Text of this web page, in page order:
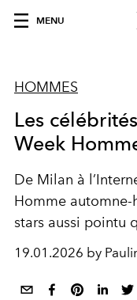
MENU
HOMMES
Les
Week
De Milan à
Homme
stars aussi pointu
19.01.2026 by